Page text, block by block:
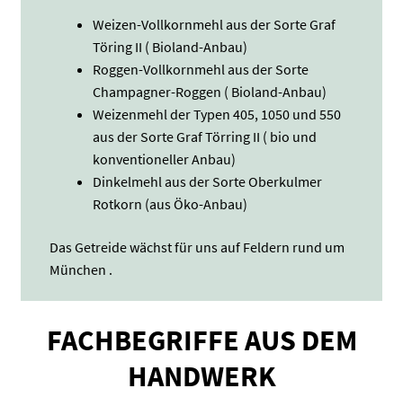
Weizen-Vollkornmehl aus der Sorte Graf
Töring II ( Bioland-Anbau)
Roggen-Vollkornmehl aus der Sorte
Champagner-Roggen ( Bioland-Anbau)
Weizenmehl der Typen 405, 1050 und 550
aus der Sorte Graf Törring II ( bio und
konventioneller Anbau)
Dinkelmehl aus der Sorte Oberkulmer
Rotkorn (aus Öko-Anbau)
Das Getreide wächst für uns auf Feldern rund um
München .
FACHBEGRIFFE AUS DEM
HANDWERK